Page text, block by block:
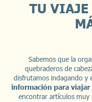
TU VIAJE
Sabemos que la
quebraderos de
disfrutamos indagando y
información para viajar
encontrar artículos muy